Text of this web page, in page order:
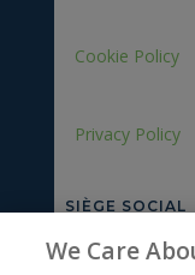
Cookie Policy
Privacy Policy
SIÈGE SOCIAL
Rue du bois des
We Care